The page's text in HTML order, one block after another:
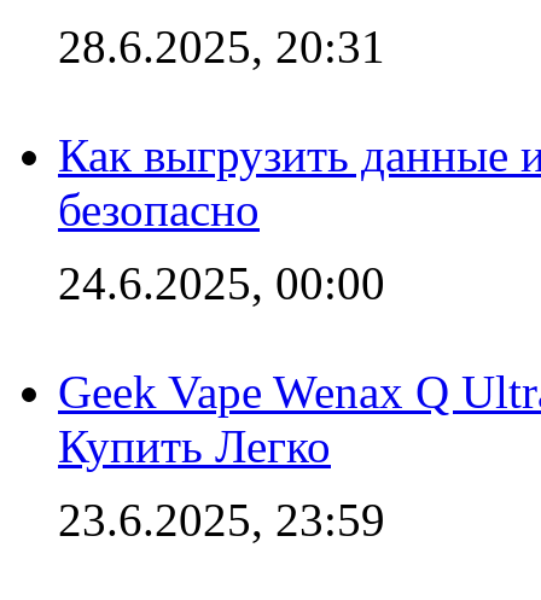
28.6.2025, 20:31
Как выгрузить данные
безопасно
24.6.2025, 00:00
Geek Vape Wenax Q
Купить Легко
23.6.2025, 23:59